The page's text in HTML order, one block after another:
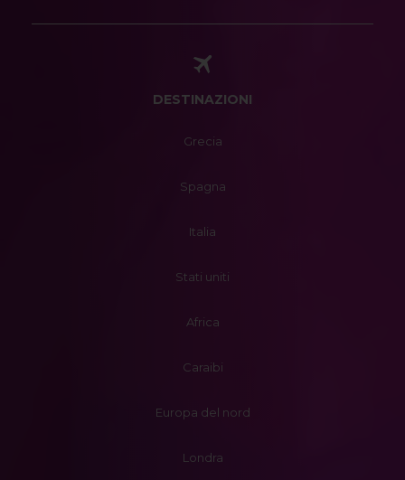
DESTINAZIONI
Grecia
Spagna
Italia
Stati uniti
Africa
Caraibi
Europa del nord
Londra